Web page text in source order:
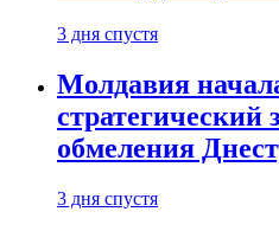
3 дня спустя
Молдавия
стратегический
обмеления
3 дня спустя